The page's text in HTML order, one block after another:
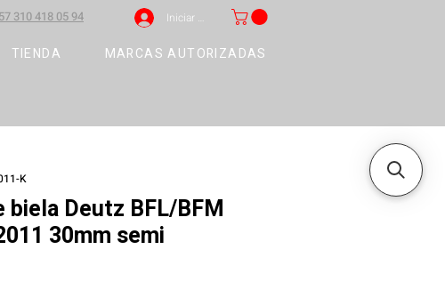
310 418 05 94 Iniciar sesión
TIENDA MARCAS AUTORIZADAS
K
biela Deutz BFL/BFM
30mm semi